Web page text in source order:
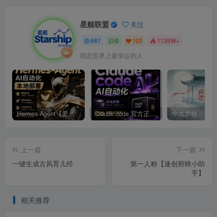
星舰联盟 关注
687 0 103 1135W+
我是世界上最幸运的人
Hermes-Agent【爱马仕】AI自动化部署【会员免费领取安装包】 Claude code 官方正版 超强工具【会员免费领取安装包】 中式梦核
上一篇
一键生成古风育儿经
下一篇
第一人称【速创剪映小助
手】
相关推荐